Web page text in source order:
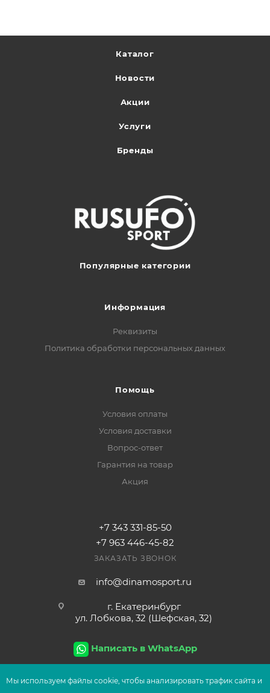
Каталог
Новости
Акции
Услуги
Бренды
Популярные категории
Информация
Реквизиты
Политика обработки персональных данных
Помощь
Условия оплаты
Условия доставки
Вопрос-ответ
Гарантия на товар
Акция
+7 343 331-85-50
+7 963 446-45-82
ЗАКАЗАТЬ ЗВОНОК
info@dinamosport.ru
г. Екатеринбург
ул. Лобкова, 32 (Шефская, 32)
Написать в WhatsApp
Мы используем файлы сооkіе, чтобы анализировать трафик сайта и